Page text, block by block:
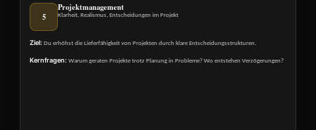
5
Projektmanagement
Klarheit, Realismus, Entscheidungen im Projekt
Ziel: Du erhöhst die Lieferfähigkeit von Projekten durch klare Entscheidungsstrukturen.
Kernfragen: Warum geraten Projekte trotz Planung in Probleme? Wo entstehen Verzögerungen?